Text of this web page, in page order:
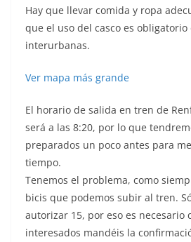
Hay que llevar comida y ropa
que el uso del casco es obligatorio
interurbanas.
Ver mapa más grande
El horario de salida en tren de
será a las 8:20, por lo que
preparados un poco antes para
tiempo.
Tenemos el problema, como
bicis que podemos subir al tren.
autorizar 15, por eso es necesario
interesados mandéis la